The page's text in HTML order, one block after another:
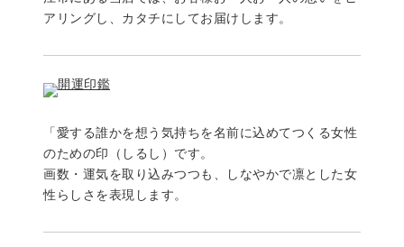
アリングし、カタチにしてお届けします。
「愛する誰かを想う気持ちを名前に込めてつくる女性
のための印（しるし）です。
画数・運気を取り込みつつも、しなやかで凛とした女
性らしさを表現します。